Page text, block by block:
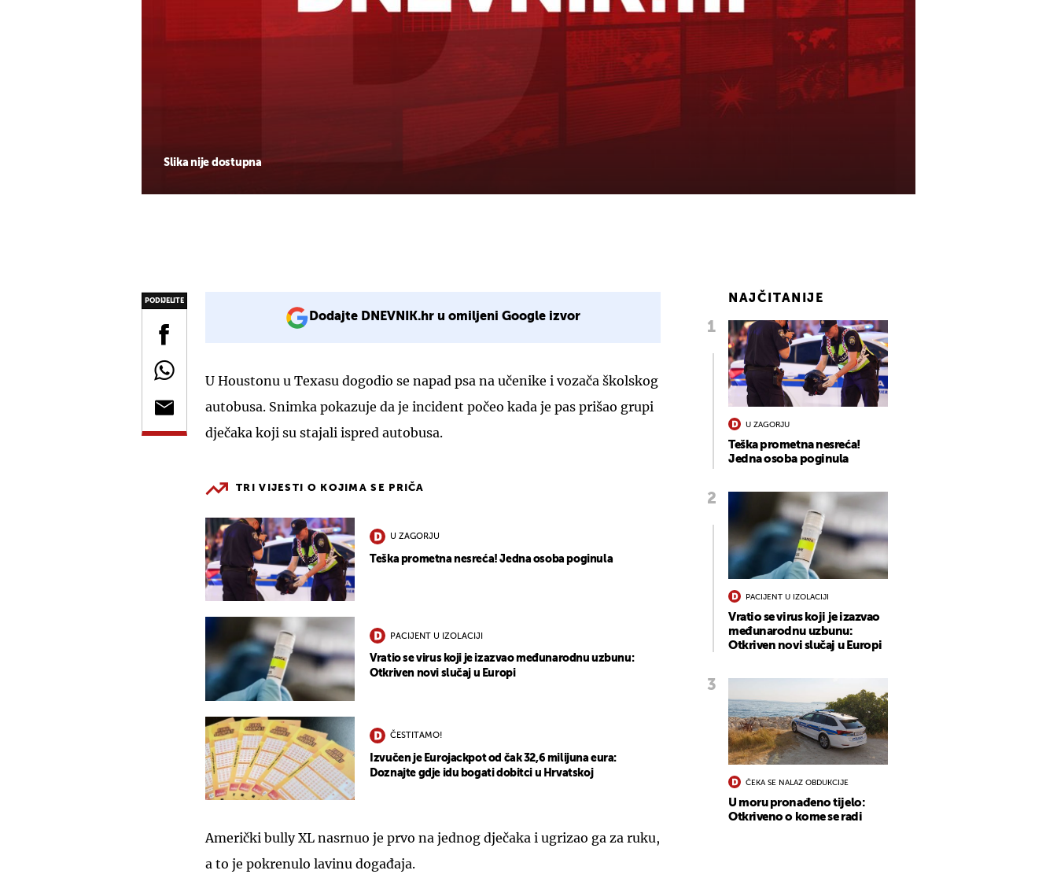
Slika nije dostupna
PODIJELITE
Dodajte DNEVNIK.hr u omiljeni Google izvor
U Houstonu u Texasu dogodio se napad psa na učenike i vozača školskog
autobusa. Snimka pokazuje da je incident počeo kada je pas prišao grupi
dječaka koji su stajali ispred autobusa.
TRI VIJESTI O KOJIMA SE PRIČA
U ZAGORJU
Teška prometna nesreća! Jedna osoba poginula
PACIJENT U IZOLACIJI
Vratio se virus koji je izazvao međunarodnu uzbunu:
Otkriven novi slučaj u Europi
ČESTITAMO!
Izvučen je Eurojackpot od čak 32,6 milijuna eura:
Doznajte gdje idu bogati dobitci u Hrvatskoj
Američki bully XL nasrnuo je prvo na jednog dječaka i ugrizao ga za ruku,
a to je pokrenulo lavinu događaja.
NAJČITANIJE
U ZAGORJU
Teška prometna nesreća!
Jedna osoba poginula
PACIJENT U IZOLACIJI
Vratio se virus koji je izazvao
međunarodnu uzbunu:
Otkriven novi slučaj u Europi
ČEKA SE NALAZ OBDUKCIJE
U moru pronađeno tijelo:
Otkriveno o kome se radi